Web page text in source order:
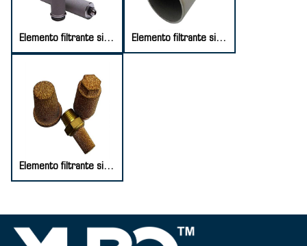
Elemento filtrante sinterizado de polvo de acero inoxidable Elemento filtrante sinterizado de polvo de titanio
Elemento filtrante sinterizado de polvo de cobre